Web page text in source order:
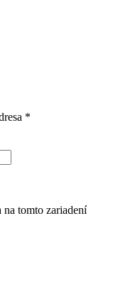
*
na tomto zariadení